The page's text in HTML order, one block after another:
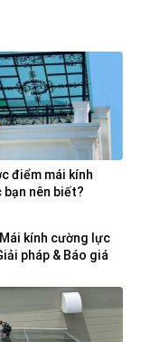
điểm mái kính
nên biết?
kính cường lực
pháp & Báo giá